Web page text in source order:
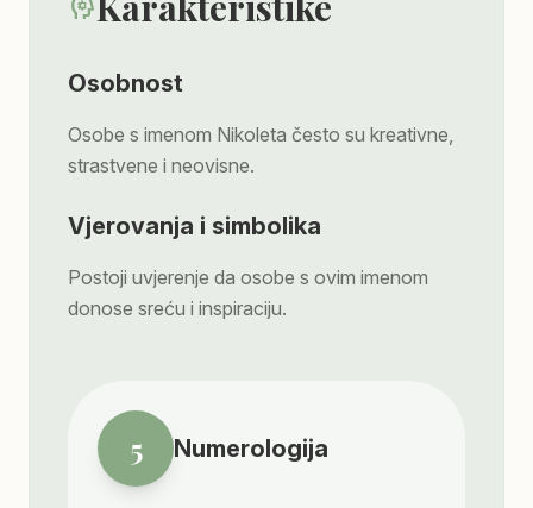
psychology
Osobnost
Osobe s imenom Nikoleta često su kreativne,
strastvene i neovisne.
Vjerovanja i simbolika
Postoji uvjerenje da osobe s ovim imenom
donose sreću i inspiraciju.
5 Numerologija